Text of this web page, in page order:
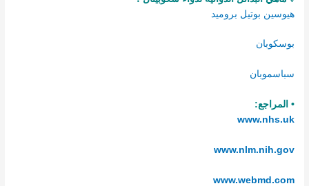
هيوسين بوتيل بروميد
بوسكوبان
سباسموبان
• المراجع:
www.nhs.uk
www.nlm.nih.gov
www.webmd.com